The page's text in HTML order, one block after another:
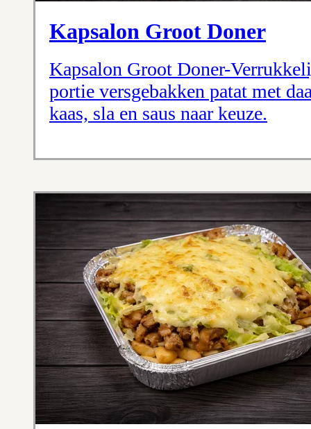
Kapsalon Groot Doner
Kapsalon Groot Doner-
portie versgebakken patat met
kaas, sla en saus naar keuze.